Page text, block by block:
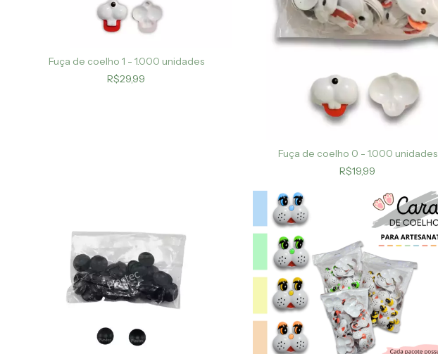
Fuça de coelho 1 - 1.000 unidades
R$29,99
Fuça de coelho 0 - 1.000 unidades
R$19,99